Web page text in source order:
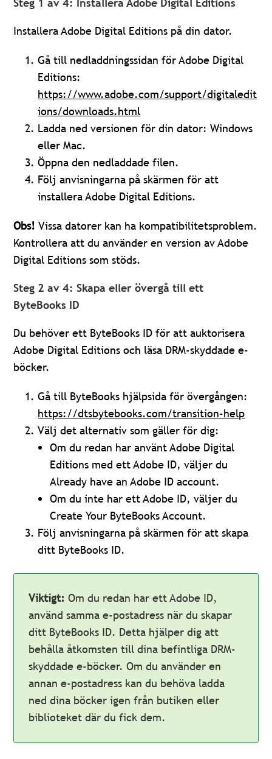
Installera Adobe Digital Editions på din dator.
Gå till nedladdningssidan för Adobe Digital
Editions:
https://www.adobe.com/support/digitaledit
ions/downloads.html
Ladda ned versionen för din dator: Windows
eller Mac.
Öppna den nedladdade filen.
Följ anvisningarna på skärmen för att
installera Adobe Digital Editions.
Obs! Vissa datorer kan ha kompatibilitetsproblem.
Kontrollera att du använder en version av Adobe
Digital Editions som stöds.
Steg 2 av 4: Skapa eller övergå till ett
ByteBooks ID
Du behöver ett ByteBooks ID för att auktorisera
Adobe Digital Editions och läsa DRM-skyddade e-
böcker.
Gå till ByteBooks hjälpsida för övergången:
https://dtsbytebooks.com/transition-help
Välj det alternativ som gäller för dig:
Om du redan har använt Adobe Digital
Editions med ett Adobe ID, väljer du
Already have an Adobe ID account.
Om du inte har ett Adobe ID, väljer du
Create Your ByteBooks Account.
Följ anvisningarna på skärmen för att skapa
ditt ByteBooks ID.
Viktigt: Om du redan har ett Adobe ID,
använd samma e-postadress när du skapar
ditt ByteBooks ID. Detta hjälper dig att
behålla åtkomsten till dina befintliga DRM-
skyddade e-böcker. Om du använder en
annan e-postadress kan du behöva ladda
ned dina böcker igen från butiken eller
biblioteket där du fick dem.